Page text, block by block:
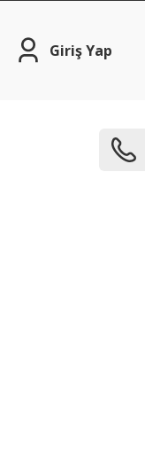
Giriş Yap